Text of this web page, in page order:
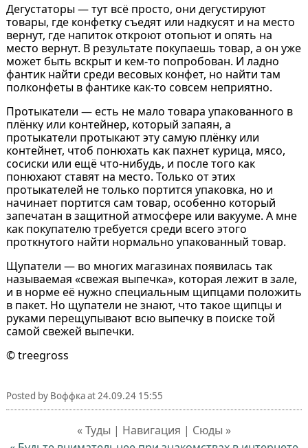
Дегустаторы — тут всё просто, они дегустируют
товары, где конфетку съедят или надкусят и на место
вернут, где напиток откроют отопьют и опять на
место вернут. В результате покупаешь товар, а он уже
может быть вскрыт и кем-то попробован. И ладно
фантик найти среди весовых конфет, но найти там
полконфеты в фантике как-то совсем неприятно.
Протыкатели — есть не мало товара упакованного в
плёнку или контейнер, который запаян, а
протыкатели протыкают эту самую плёнку или
контейнет, чтоб понюхать как пахнет курица, мясо,
сосиски или ещё что-нибудь, и после того как
понюхают ставят на место. Только от этих
протыкателей не только портится упаковка, но и
начинает портится сам товар, особенно который
запечатан в защитной атмосфере или вакууме. А мне
как покупателю требуется среди всего этого
проткнутого найти нормально упакованный товар.
Щупатели — во многих магазинах появилась так
называемая «свежая выпечка», которая лежит в зале,
и в норме её нужно специальным щипцами положить
в пакет. Но щупатели не знают, что такое щипцы и
руками перещупывают всю выпечку в поиске той
самой свежей выпечки.
© treegross
Posted by Воффкаat 24.09.24 15:55
« Туды | Навигация | Сюды »